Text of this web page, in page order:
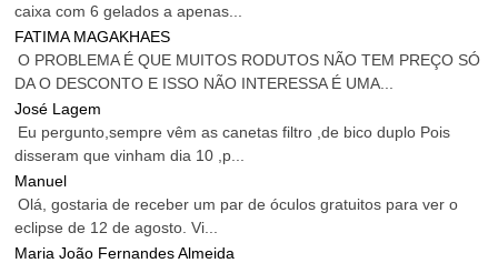
caixa com 6 gelados a apenas...
FATIMA MAGAKHAES
O PROBLEMA É QUE MUITOS RODUTOS NÃO TEM PREÇO SÓ
DA O DESCONTO E ISSO NÃO INTERESSA É UMA...
José Lagem
Eu pergunto,sempre vêm as canetas filtro ,de bico duplo Pois
disseram que vinham dia 10 ,p...
Manuel
Olá, gostaria de receber um par de óculos gratuitos para ver o
eclipse de 12 de agosto. Vi...
Maria João Fernandes Almeida